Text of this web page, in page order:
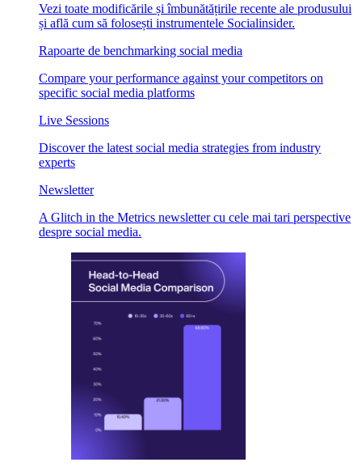
Vezi toate modificările și îmbunătățirile recente ale produsului
și află cum să folosești instrumentele Socialinsider.
Rapoarte de benchmarking social media
Compare your performance against your competitors on
specific social media platforms
Live Sessions
Discover the latest social media strategies from industry
experts
Newsletter
A Glitch in the Metrics newsletter cu cele mai tari perspective
despre social media.